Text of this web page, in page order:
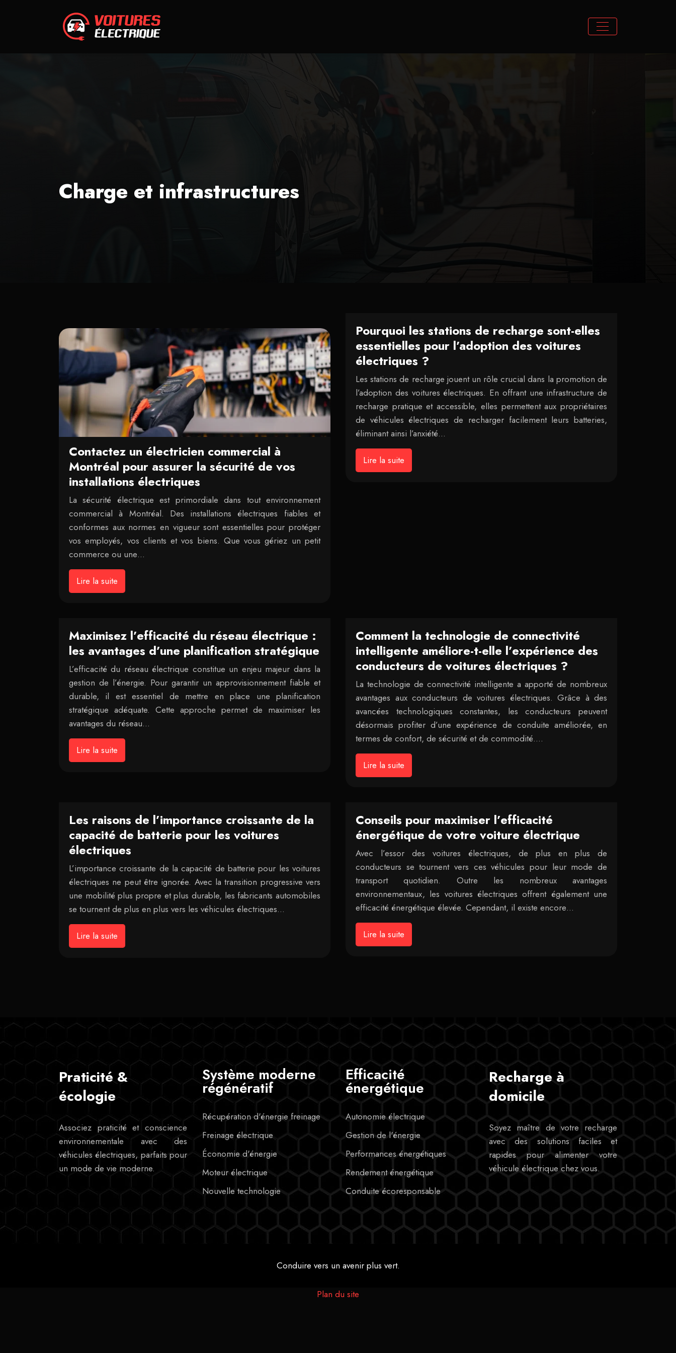
Charge et infrastructures
Contactez un électricien commercial à
Montréal pour assurer la sécurité de vos
installations électriques
La sécurité électrique est primordiale dans tout environnement
commercial à Montréal. Des installations électriques fiables et
conformes aux normes en vigueur sont essentielles pour protéger
vos employés, vos clients et vos biens. Que vous gériez un petit
commerce ou une…
Lire la suite
Pourquoi les stations de recharge sont-elles
essentielles pour l’adoption des voitures
électriques ?
Les stations de recharge jouent un rôle crucial dans la promotion de
l’adoption des voitures électriques. En offrant une infrastructure de
recharge pratique et accessible, elles permettent aux propriétaires
de véhicules électriques de recharger facilement leurs batteries,
éliminant ainsi l’anxiété…
Lire la suite
Maximisez l’efficacité du réseau électrique :
les avantages d’une planification stratégique
L’efficacité du réseau électrique constitue un enjeu majeur dans la
gestion de l’énergie. Pour garantir un approvisionnement fiable et
durable, il est essentiel de mettre en place une planification
stratégique adéquate. Cette approche permet de maximiser les
avantages du réseau…
Lire la suite
Comment la technologie de connectivité
intelligente améliore-t-elle l’expérience des
conducteurs de voitures électriques ?
La technologie de connectivité intelligente a apporté de nombreux
avantages aux conducteurs de voitures électriques. Grâce à des
avancées technologiques constantes, les conducteurs peuvent
désormais profiter d’une expérience de conduite améliorée, en
termes de confort, de sécurité et de commodité….
Lire la suite
Les raisons de l’importance croissante de la
capacité de batterie pour les voitures
électriques
L’importance croissante de la capacité de batterie pour les voitures
électriques ne peut être ignorée. Avec la transition progressive vers
une mobilité plus propre et plus durable, les fabricants automobiles
se tournent de plus en plus vers les véhicules électriques…
Lire la suite
Conseils pour maximiser l’efficacité
énergétique de votre voiture électrique
Avec l’essor des voitures électriques, de plus en plus de
conducteurs se tournent vers ces véhicules pour leur mode de
transport quotidien. Outre les nombreux avantages
environnementaux, les voitures électriques offrent également une
efficacité énergétique élevée. Cependant, il existe encore…
Lire la suite
Praticité &
écologie
Associez praticité et conscience
environnementale avec des
véhicules électriques, parfaits pour
un mode de vie moderne.
Système moderne
régénératif
Récupération d'énergie freinage
Freinage électrique
Économie d'énergie
Moteur électrique
Nouvelle technologie
Efficacité
énergétique
Autonomie électrique
Gestion de l'énergie
Performances énergétiques
Rendement énergétique
Conduite écoresponsable
Recharge à
domicile
Soyez maître de votre recharge
avec des solutions faciles et
rapides pour alimenter votre
véhicule électrique chez vous.
Conduire vers un avenir plus vert.
Plan du site